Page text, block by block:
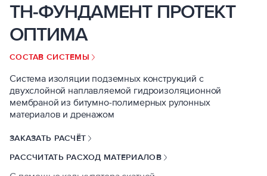
ТН-ФУНДАМЕНТ ПРОТЕКТ
ОПТИМА
СОСТАВ СИСТЕМЫ
Система изоляции подземных конструкций с
двухслойной наплавляемой гидроизоляционной
мембраной из битумно-полимерных рулонных
материалов и дренажом
РАССЧИТАТЬ РАСХОД МАТЕРИАЛОВ
ЗАКАЗАТЬ РАСЧЁТ